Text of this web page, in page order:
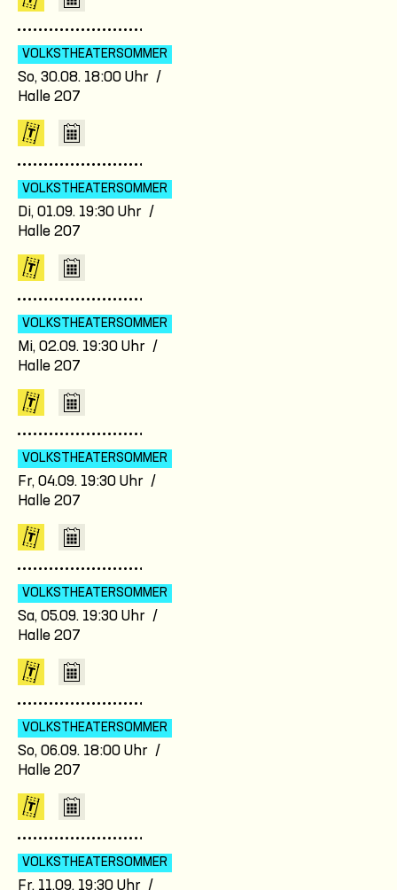
VOLKSTHEATER­SOMMER
So, 30.08. 18:00 Uhr /
Halle 207
VOLKSTHEATER­SOMMER
Di, 01.09. 19:30 Uhr /
Halle 207
VOLKSTHEATER­SOMMER
Mi, 02.09. 19:30 Uhr /
Halle 207
VOLKSTHEATER­SOMMER
Fr, 04.09. 19:30 Uhr /
Halle 207
VOLKSTHEATER­SOMMER
Sa, 05.09. 19:30 Uhr /
Halle 207
VOLKSTHEATER­SOMMER
So, 06.09. 18:00 Uhr /
Halle 207
VOLKSTHEATER­SOMMER
Fr, 11.09. 19:30 Uhr /